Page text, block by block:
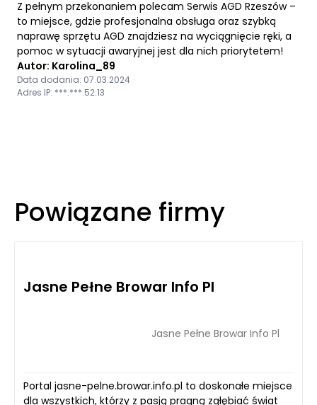
Z pełnym przekonaniem polecam Serwis AGD Rzeszów –
to miejsce, gdzie profesjonalna obsługa oraz szybką
naprawę sprzętu AGD znajdziesz na wyciągnięcie ręki, a
pomoc w sytuacji awaryjnej jest dla nich priorytetem!
Autor: Karolina_89
Data dodania: 07.03.2024
Adres IP: ***.***.52.13
Powiązane firmy
Jasne Pełne Browar Info Pl
Jasne Pełne Browar Info Pl
Portal jasne-pelne.browar.info.pl to doskonałe miejsce
dla wszystkich, którzy z pasją pragną zgłębiać świat